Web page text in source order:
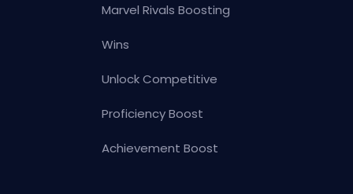
Marvel Rivals Boosting
Wins
Unlock Competitive
Proficiency Boost
Achievement Boost